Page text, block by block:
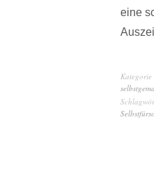
eine
Kategorie